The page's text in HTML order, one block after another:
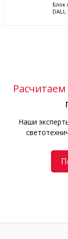
Блок
DALI,
Расчитаем
Наши